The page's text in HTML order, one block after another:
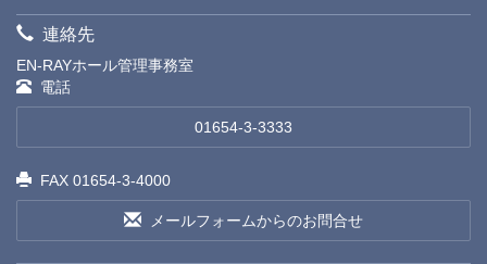
連絡先
EN-RAYホール管理事務室
電話
01654-3-3333
FAX 01654-3-4000
メールフォームからのお問合せ